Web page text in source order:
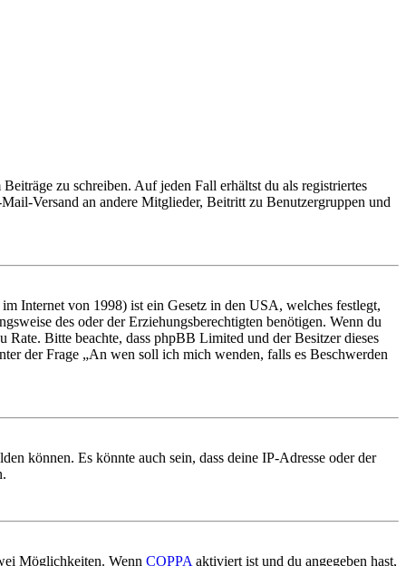
zu schreiben. Auf jeden Fall erhältst du als registriertes
Versand an andere Mitglieder, Beitritt zu Benutzergruppen und
Internet von 1998) ist ein Gesetz in den USA, welches festlegt,
des oder der Erziehungsberechtigten benötigen. Wenn du
Bitte beachte, dass phpBB Limited und der Besitzer dieses
der Frage „An wen soll ich mich wenden, falls es Beschwerden
können. Es könnte auch sein, dass deine IP-Adresse oder der
Möglichkeiten. Wenn COPPA aktiviert ist und du angegeben hast,